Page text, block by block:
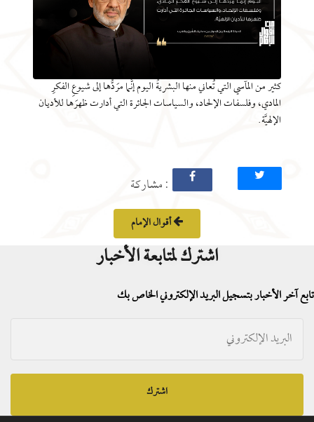
كثير من المآسي التي تُعاني منها البشريةُ اليوم إنَّما مرَدُّها إلى شيوعِ الفكرِ
المادي، وفلسفات الإلحاد، والسياسات الجائرة التي أدارت ظهرَها للأديان
الإلهيَّة.
: مشاركة
أقوال الإمام
اشترك لمتابعة الأخبار
تابع آخر الأخبار بتسجيل البريد الإلكتروني الخاص بك
اشترك